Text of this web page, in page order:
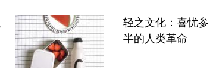
轻之文化：喜忧参
半的人类革命